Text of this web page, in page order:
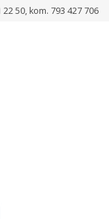
50, kom. 793 427 706